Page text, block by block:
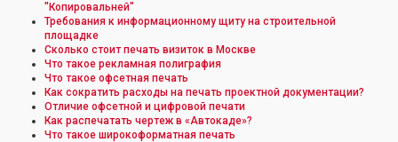
"Копировальней"
Требования к информационному щиту на строительной
площадке
Сколько стоит печать визиток в Москве
Что такое рекламная полиграфия
Что такое офсетная печать
Как сократить расходы на печать проектной документации?
Отличие офсетной и цифровой печати
Как распечатать чертеж в «Автокаде»?
Что такое широкоформатная печать